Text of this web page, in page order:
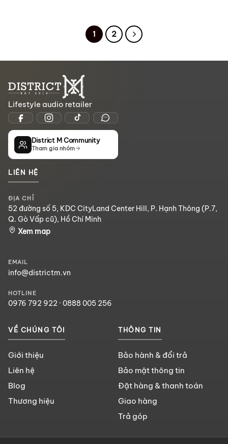
1 2
Lifestyle audio retailer
District M Community
Tham gia nhóm
LIÊN HỆ
ĐỊA CHỈ
52 đường số 5, KDC CityLand Center Hill, P. Hạnh Thông (P.7,
Q. Gò Vấp cũ), Hồ Chí Minh
Xem map
EMAIL
info@districtm.vn
HOTLINE
0976 792 922 · 0888 005 256
VỀ CHÚNG TÔI
Giới thiệu
Liên hệ
Blog
Thương hiệu
THÔNG TIN
Bảo hành & đổi trả
Bảo mật thông tin
Đặt hàng & thanh toán
Giao hàng
Trả góp